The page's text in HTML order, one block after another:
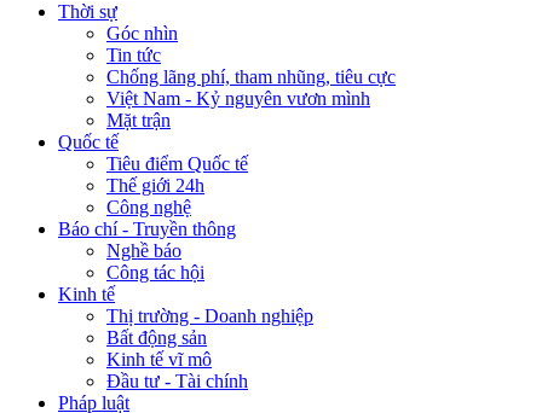
Thời sự
Góc nhìn
Tin tức
Chống lãng phí, tham nhũng, tiêu cực
Việt Nam - Kỷ nguyên vươn mình
Mặt trận
Quốc tế
Tiêu điểm Quốc tế
Thế giới 24h
Công nghệ
Báo chí - Truyền thông
Nghề báo
Công tác hội
Kinh tế
Thị trường - Doanh nghiệp
Bất động sản
Kinh tế vĩ mô
Đầu tư - Tài chính
Pháp luật